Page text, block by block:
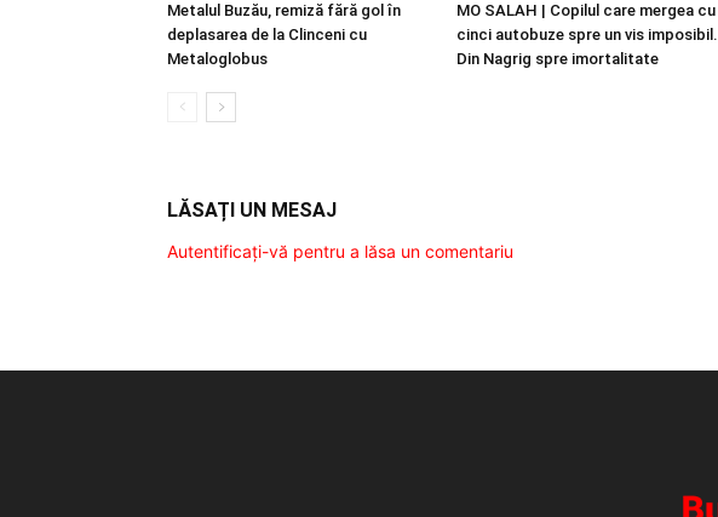
Metalul Buzău, remiză fără gol în
deplasarea de la Clinceni cu
Metaloglobus
MO SALAH | Copilul care mergea cu
cinci autobuze spre un vis imposibil.
Din Nagrig spre imortalitate
LĂSAȚI UN MESAJ
Autentificați-vă pentru a lăsa un comentariu